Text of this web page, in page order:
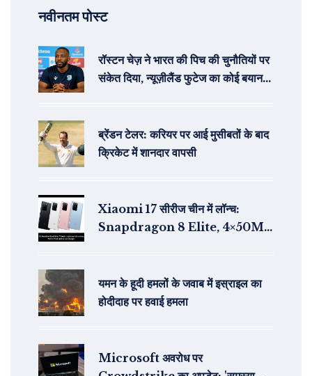
नवीनतम पोस्ट
रॉस्टन चेज़ ने भारत की पिच की चुनौतियों पर
संकेत दिया, न्यूज़ीलैंड फुटेज का कोई बयान
ब्रेंडन टेलर: करियर पर आई मुसीबतों के बाद
क्रिकेट में शानदार वापसी
Xiaomi 17 सीरीज चीन में लॉन्च:
Snapdragon 8 Elite, 4×50MP
यमन के हूदी हमलों के जवाब में इस्राइल का
होदीदाह पर हवाई हमला
Microsoft अवरोध पर